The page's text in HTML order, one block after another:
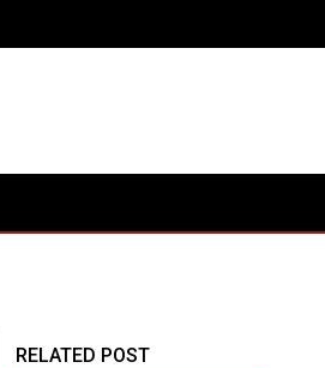
się świeżością
RELATED POST